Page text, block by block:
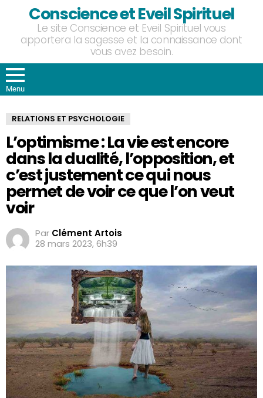
Conscience et Eveil Spirituel
Le site Conscience et Eveil Spirituel vous
apportera la sagesse et la connaissance dont
vous avez besoin.
Menu
RELATIONS ET PSYCHOLOGIE
L’optimisme : La vie est encore
dans la dualité, l’opposition, et
c’est justement ce qui nous
permet de voir ce que l’on veut
voir
Par Clément Artois
28 mars 2023, 6h39